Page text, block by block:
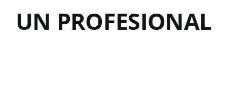
UN PROFESIONAL